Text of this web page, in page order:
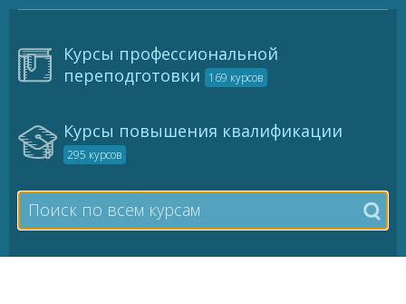
Курсы профессиональной
переподготовки
169 курсов
Курсы повышения квалификации
295 курсов